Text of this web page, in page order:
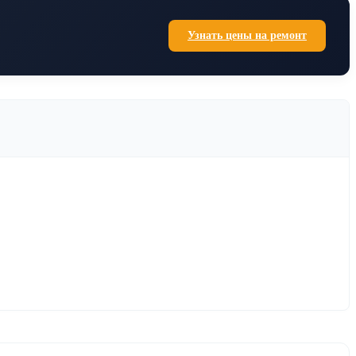
Узнать цены на ремонт